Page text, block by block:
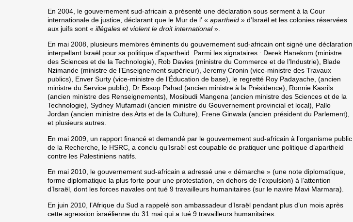
En 2004 , le gouvernement sud-africain a présenté une déclaration sous serment à la Cour
internationale de justice, déclarant que le Mur de l’ «apartheid» d’Israël et les colonies réservées
aux juifs sont «illégales et violent le droit international».
En mai 2008, plusieurs membres éminents du gouvernement sud-africain ont signé une déclaration
interpellant Israël pour sa politique d’apartheid. Parmi les signataires : Derek Hanekom (ministre
des Sciences et de la Technologie), Rob Davies (ministre du Commerce et de l’Industrie), Blade
Nzimande (ministre de l’Enseignement supérieur), Jeremy Cronin (vice-ministre des Travaux
publics), Enver Surty (vice-ministre de l’Éducation de base), le regretté Roy Padayache, (ancien
ministre du Service public), Dr Essop Pahad (ancien ministre à la Présidence), Ronnie Kasrils
(ancien ministre des Renseignements), Mosibudi Mangena (ancien ministre des Sciences et de la
Technologie), Sydney Mufamadi (ancien ministre du Gouvernement provincial et local), Pallo
Jordan (ancien ministre des Arts et de la Culture), Frene Ginwala (ancien président du Parlement),
et plusieurs autres.
En mai 2009 , un rapport financé et demandé par le gouvernement sud-africain à l’organisme public
de la Recherche, le HSRC, a conclu qu’Israël est coupable de pratiquer une politique d’apartheid
contre les Palestiniens natifs.
En mai 2010, le gouvernement sud-africain a adressé une « démarche » (une note diplomatique,
forme diplomatique la plus forte pour une protestation, en dehors de l’expulsion) à l’attention
d’Israël, dont les forces navales ont tué 9 travailleurs humanitaires (sur le navire Mavi Marmara).
En juin 2010 , l’Afrique du Sud a rappelé son ambassadeur d’Israël pendant plus d’un mois après
cette agression israélienne du 31 mai qui a tué 9 travailleurs humanitaires.